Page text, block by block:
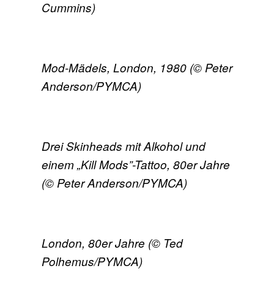
Cummins)
Mod-Mädels, London, 1980 (© Peter
Anderson/PYMCA)
Drei Skinheads mit Alkohol und
einem „Kill Mods”-Tattoo, 80er Jahre
(© Peter Anderson/PYMCA)
London, 80er Jahre (© Ted
Polhemus/PYMCA)